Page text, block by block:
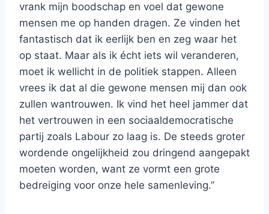
vrank mijn boodschap en voel dat gewone
mensen me op handen dragen. Ze vinden het
fantastisch dat ik eerlijk ben en zeg waar het
op staat. Maar als ik écht iets wil veranderen,
moet ik wellicht in de politiek stappen. Alleen
vrees ik dat al die gewone mensen mij dan ook
zullen wantrouwen. Ik vind het heel jammer dat
het vertrouwen in een sociaaldemocratische
partij zoals Labour zo laag is. De steeds groter
wordende ongelijkheid zou dringend aangepakt
moeten worden, want ze vormt een grote
bedreiging voor onze hele samenleving.”